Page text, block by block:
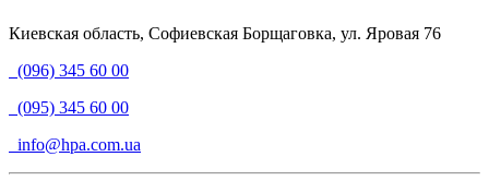
Киевская область, Софиевская Борщаговка, ул. Яровая 76
(096) 345 60 00
(095) 345 60 00
info@hpa.com.ua